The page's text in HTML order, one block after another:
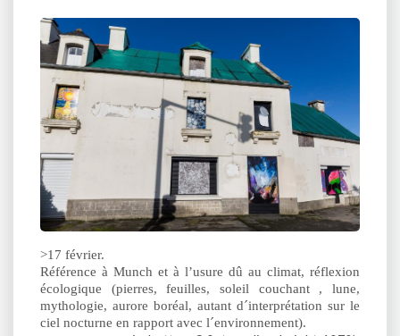
>17 février.
Référence à Munch et à l’usure dû au climat, réflexion
écologique (pierres, feuilles, soleil couchant , lune,
mythologie, aurore boréal, autant d´interprétation sur le
ciel nocturne en rapport avec l´environnement).